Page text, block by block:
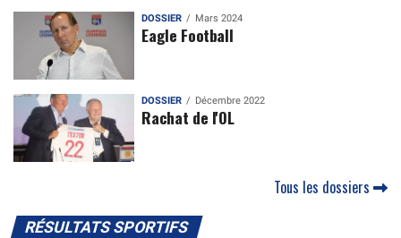
DOSSIER Mars 2024
Eagle Football
DOSSIER Décembre 2022
Rachat de l'OL
Tous les dossiers
RÉSULTATS SPORTIFS